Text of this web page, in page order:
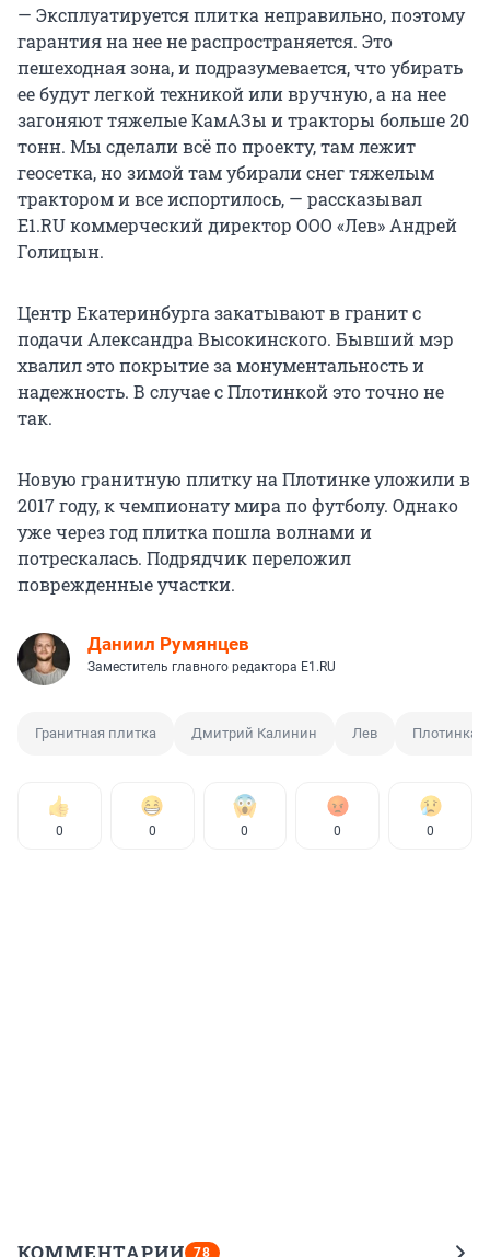
— Эксплуатируется плитка неправильно, поэтому
гарантия на нее не распространяется. Это
пешеходная зона, и подразумевается, что убирать
ее будут легкой техникой или вручную, а на нее
загоняют тяжелые КамАЗы и тракторы больше 20
тонн. Мы сделали всё по проекту, там лежит
геосетка, но зимой там убирали снег тяжелым
трактором и все испортилось, — рассказывал
E1.RU коммерческий директор ООО «Лев» Андрей
Голицын.
Центр Екатеринбурга закатывают в гранит с
подачи Александра Высокинского. Бывший мэр
хвалил это покрытие за монументальность и
надежность. В случае с Плотинкой это точно не
так.
Новую гранитную плитку на Плотинке уложили в
2017 году, к чемпионату мира по футболу. Однако
уже через год плитка пошла волнами и
потрескалась. Подрядчик переложил
поврежденные участки.
Даниил Румянцев
Заместитель главного редактора E1.RU
Гранитная плитка Дмитрий Калинин Лев Плотинка
0 0 0 0 0
КОММЕНТАРИИ 78